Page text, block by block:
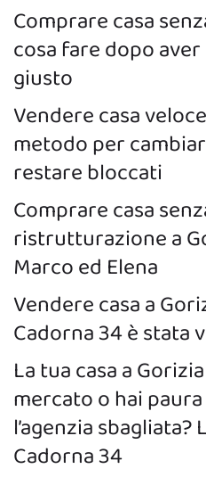
Comprare casa
cosa fare dopo
giusto
Vendere casa
metodo per
restare bloccati
Comprare casa
ristrutturazione a
Marco ed Elena
Vendere casa a
Cadorna 34 è stata
La tua casa a
mercato o hai
l’agenzia
Cadorna 34